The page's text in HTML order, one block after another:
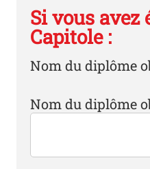
Si vous avez
Capitole :
Nom du diplôme
Nom du diplôme